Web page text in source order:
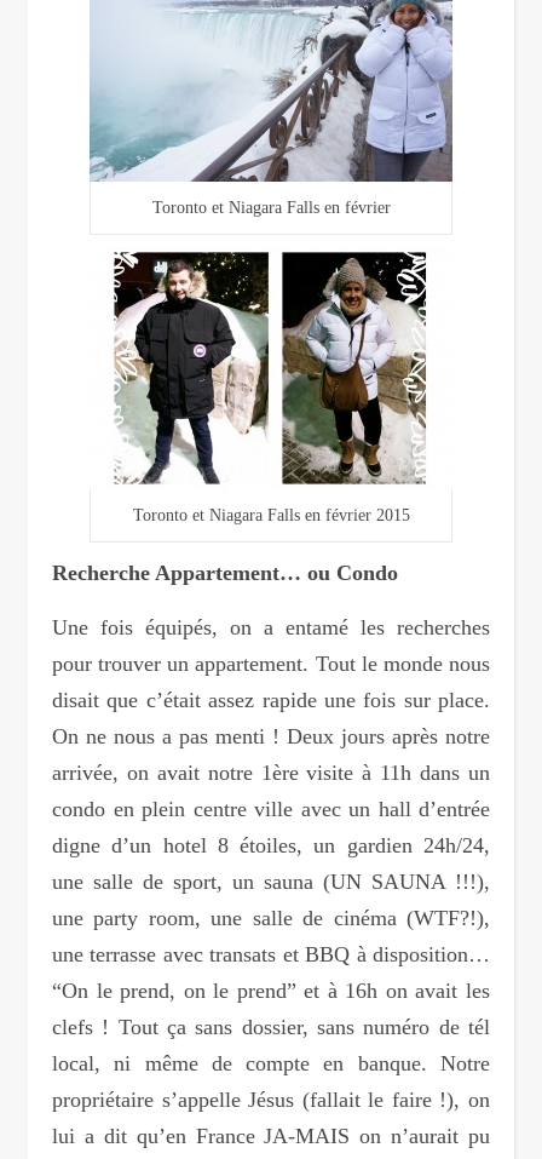
Toronto et Niagara Falls en février
Toronto et Niagara Falls en février 2015
Recherche Appartement… ou Condo
Une fois équipés, on a entamé les recherches
pour trouver un appartement. Tout le monde nous
disait que c’était assez rapide une fois sur place.
On ne nous a pas menti ! Deux jours après notre
arrivée, on avait notre 1ère visite à 11h dans un
condo en plein centre ville avec un hall d’entrée
digne d’un hotel 8 étoiles, un gardien 24h/24,
une salle de sport, un sauna (UN SAUNA !!!),
une party room, une salle de cinéma (WTF?!),
une terrasse avec transats et BBQ à disposition…
“On le prend, on le prend” et à 16h on avait les
clefs ! Tout ça sans dossier, sans numéro de tél
local, ni même de compte en banque. Notre
propriétaire s’appelle Jésus (fallait le faire !), on
lui a dit qu’en France JA-MAIS on n’aurait pu